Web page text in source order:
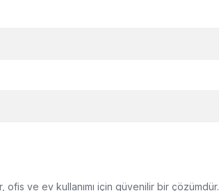
ofis ve ev kullanımı için güvenilir bir çözümdür.